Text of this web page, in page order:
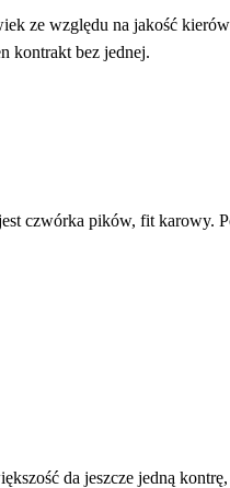
ze względu na jakość
kontrakt bez jednej.
czwórka pików, fit karowy.
da jeszcze jedną